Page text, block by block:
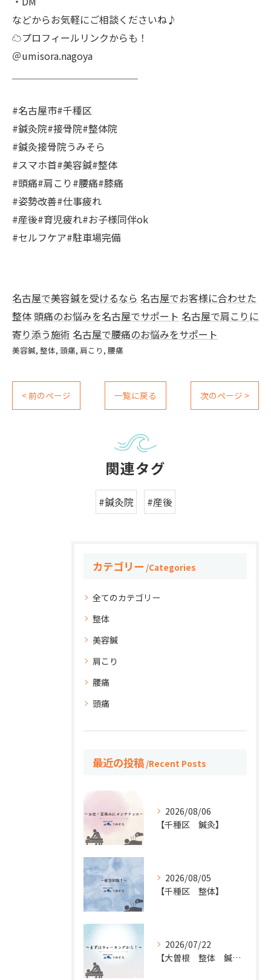
などからお気軽にご相談くださいね♪
☁プロフィールリンクからも！
＠umisora.nagoya
#名古屋市#千種区
#鍼灸院#接骨院#整体院
#鍼灸接骨院うみそら
#スマホ首#美容鍼#整体
#頭痛#肩こり#腰痛#膝痛
#姿勢改善#仕事疲れ
#産後#育児疲れ#お子様同伴ok
#セルフケア#駐車場完備
名古屋で美容鍼を受けるなら 名古屋でお客様に合わせた
整体頭痛のお悩みを名古屋でサポート 名古屋で肩こりに
寄り添う施術 名古屋で腰痛のお悩みをサポート
美容鍼 整体 頭痛 肩こり 腰痛
< 前のページ 一覧に戻る 次のページ >
関連タグ
#鍼灸院 #産後
カテゴリー Categories
全てのカテゴリー
整体
美容鍼
肩こり
腰痛
頭痛
最近の投稿 Recent Posts
2026/08/06
【千種区 鍼灸】
2026/08/05
【千種区 整体】
2026/07/22
【大曽根 整体 鍼灸】